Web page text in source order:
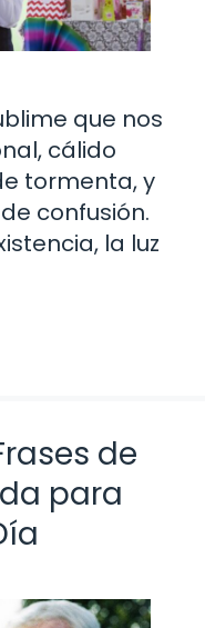
que nos
cálido
tormenta, y
confusión.
la luz
de
para